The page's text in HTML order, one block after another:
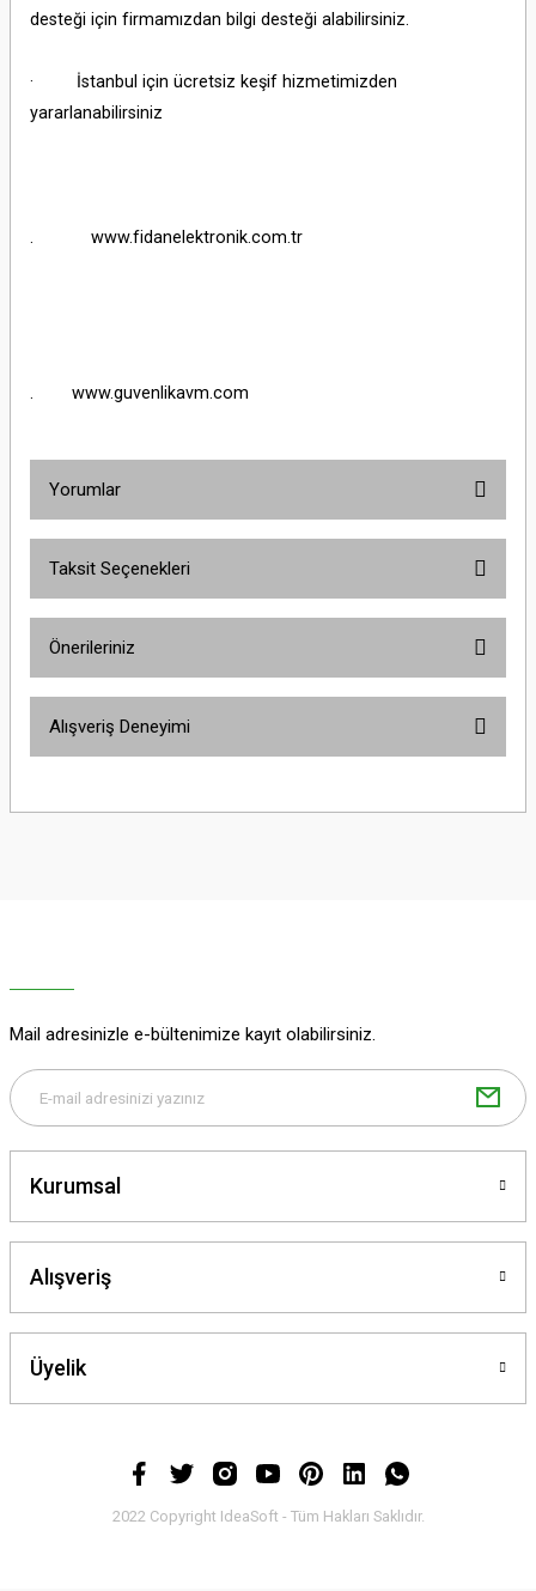
desteği için firmamızdan bilgi desteği alabilirsiniz.
· İstanbul için ücretsiz keşif hizmetimizden
yararlanabilirsiniz
. www.fidanelektronik.com.tr
. www.guvenlikavm.com
Yorumlar
Taksit Seçenekleri
Önerileriniz
yetersiz gördüğünüz noktaları öneri formunu kullanarak tarafımıza
Gönder
Alışveriş Deneyimi
Mail adresinizle e-bültenimize kayıt olabilirsiniz.
Kurumsal
Alışveriş
Üyelik
2022 Copyright IdeaSoft - Tüm Hakları Saklıdır.